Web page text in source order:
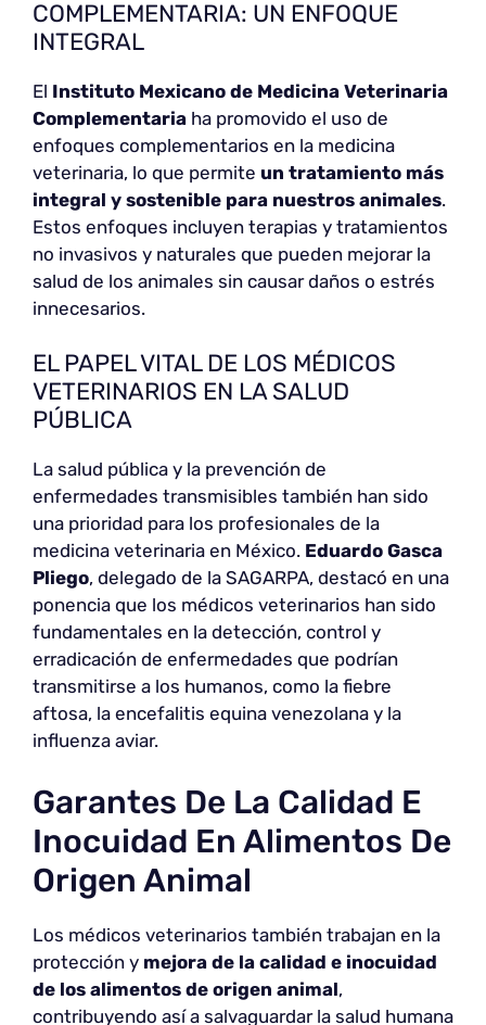
COMPLEMENTARIA: UN ENFOQUE
INTEGRAL
El Instituto Mexicano de Medicina Veterinaria
Complementaria ha promovido el uso de
enfoques complementarios en la medicina
veterinaria, lo que permite un tratamiento más
integral y sostenible para nuestros animales.
Estos enfoques incluyen terapias y tratamientos
no invasivos y naturales que pueden mejorar la
salud de los animales sin causar daños o estrés
innecesarios.
EL PAPEL VITAL DE LOS MÉDICOS
VETERINARIOS EN LA SALUD
PÚBLICA
La salud pública y la prevención de
enfermedades transmisibles también han sido
una prioridad para los profesionales de la
medicina veterinaria en México. Eduardo Gasca
Pliego, delegado de la SAGARPA, destacó en una
ponencia que los médicos veterinarios han sido
fundamentales en la detección, control y
erradicación de enfermedades que podrían
transmitirse a los humanos, como la fiebre
aftosa, la encefalitis equina venezolana y la
influenza aviar.
Garantes De La Calidad E
Inocuidad En Alimentos De
Origen Animal
Los médicos veterinarios también trabajan en la
protección y mejora de la calidad e inocuidad
de los alimentos de origen animal,
contribuyendo así a salvaguardar la salud humana